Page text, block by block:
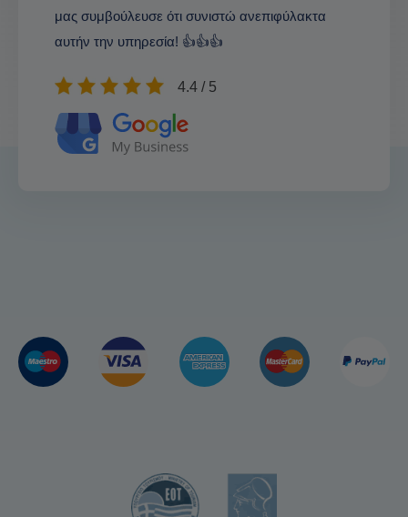
μας συμβούλευσε ότι συνιστώ ανεπιφύλακτα
αυτήν την υπηρεσία! 👍👍👍
4.4 / 5